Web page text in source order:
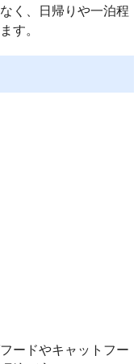
く、日帰りや一泊程
す。
ードやキャットフー